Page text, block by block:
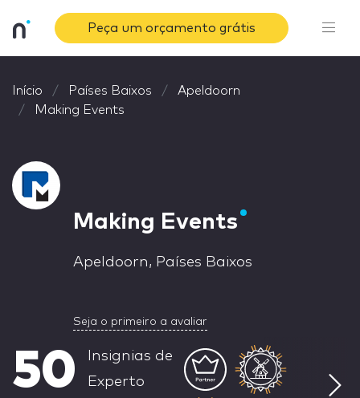
Peça um orçamento grátis
Início Países Baixos
Apeldoorn
Making Events
Making Events
Apeldoorn, Países Baixos
Seja o primeiro a avaliar
50
Insignias de
Experto